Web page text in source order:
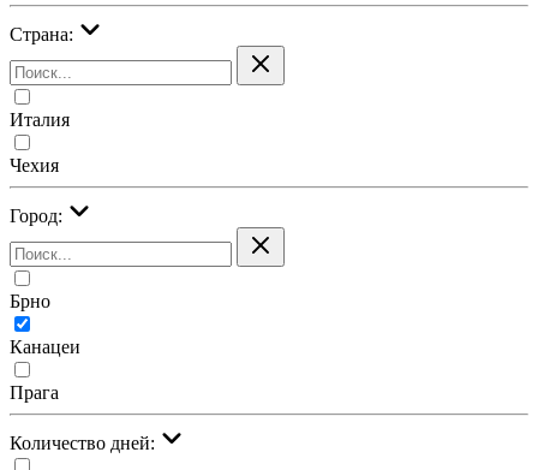
Страна:
Италия
Чехия
Город:
Брно
Канацеи
Прага
Количество дней: